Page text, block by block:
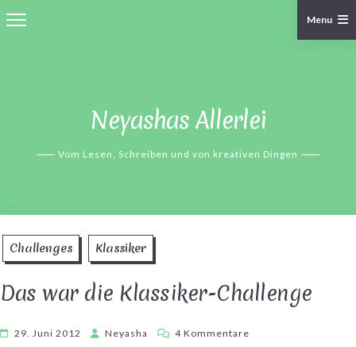
Neyashas Allerlei
Vom Lesen, Schreiben und von kreativen Dingen
Menu
Challenges Klassiker
Das war die Klassiker-Challenge
29. Juni 2012 Neyasha 4 Kommentare